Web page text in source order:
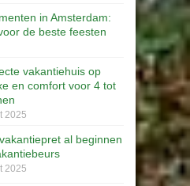
in Amsterdam:
de beste feesten
vakantiehuis op
en comfort voor 4 tot
2025
al beginnen
2025